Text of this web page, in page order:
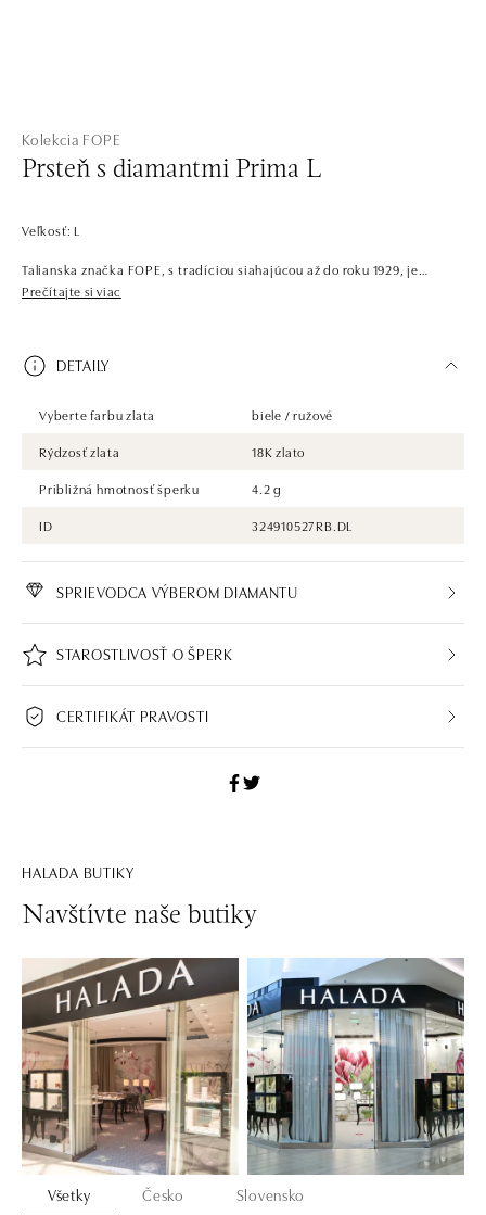
Kolekcia FOPE
Prsteň s diamantmi Prima L
Veľkosť: L
Talianska značka FOPE, s tradíciou siahajúcou až do roku 1929, je
symbolom elegancie a inovácie. Šperky z 18 karátového bieleho, žltého a
sa dokonale kombinujú a pohodlne nosia a prinášajú do každodenného
Prečítajte si viac
DETAILY
Vyberte farbu zlata
biele / ružové
Rýdzosť zlata
18K zlato
Približná hmotnosť šperku
4.2 g
ID
324910527RB.DL
SPRIEVODCA VÝBEROM DIAMANTU
STAROSTLIVOSŤ O ŠPERK
CERTIFIKÁT PRAVOSTI
HALADA BUTIKY
Navštívte naše butiky
Všetky Česko Slovensko